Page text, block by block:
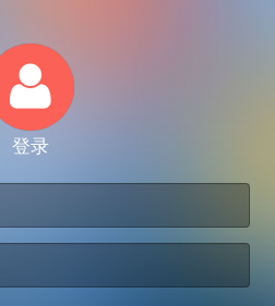
登录